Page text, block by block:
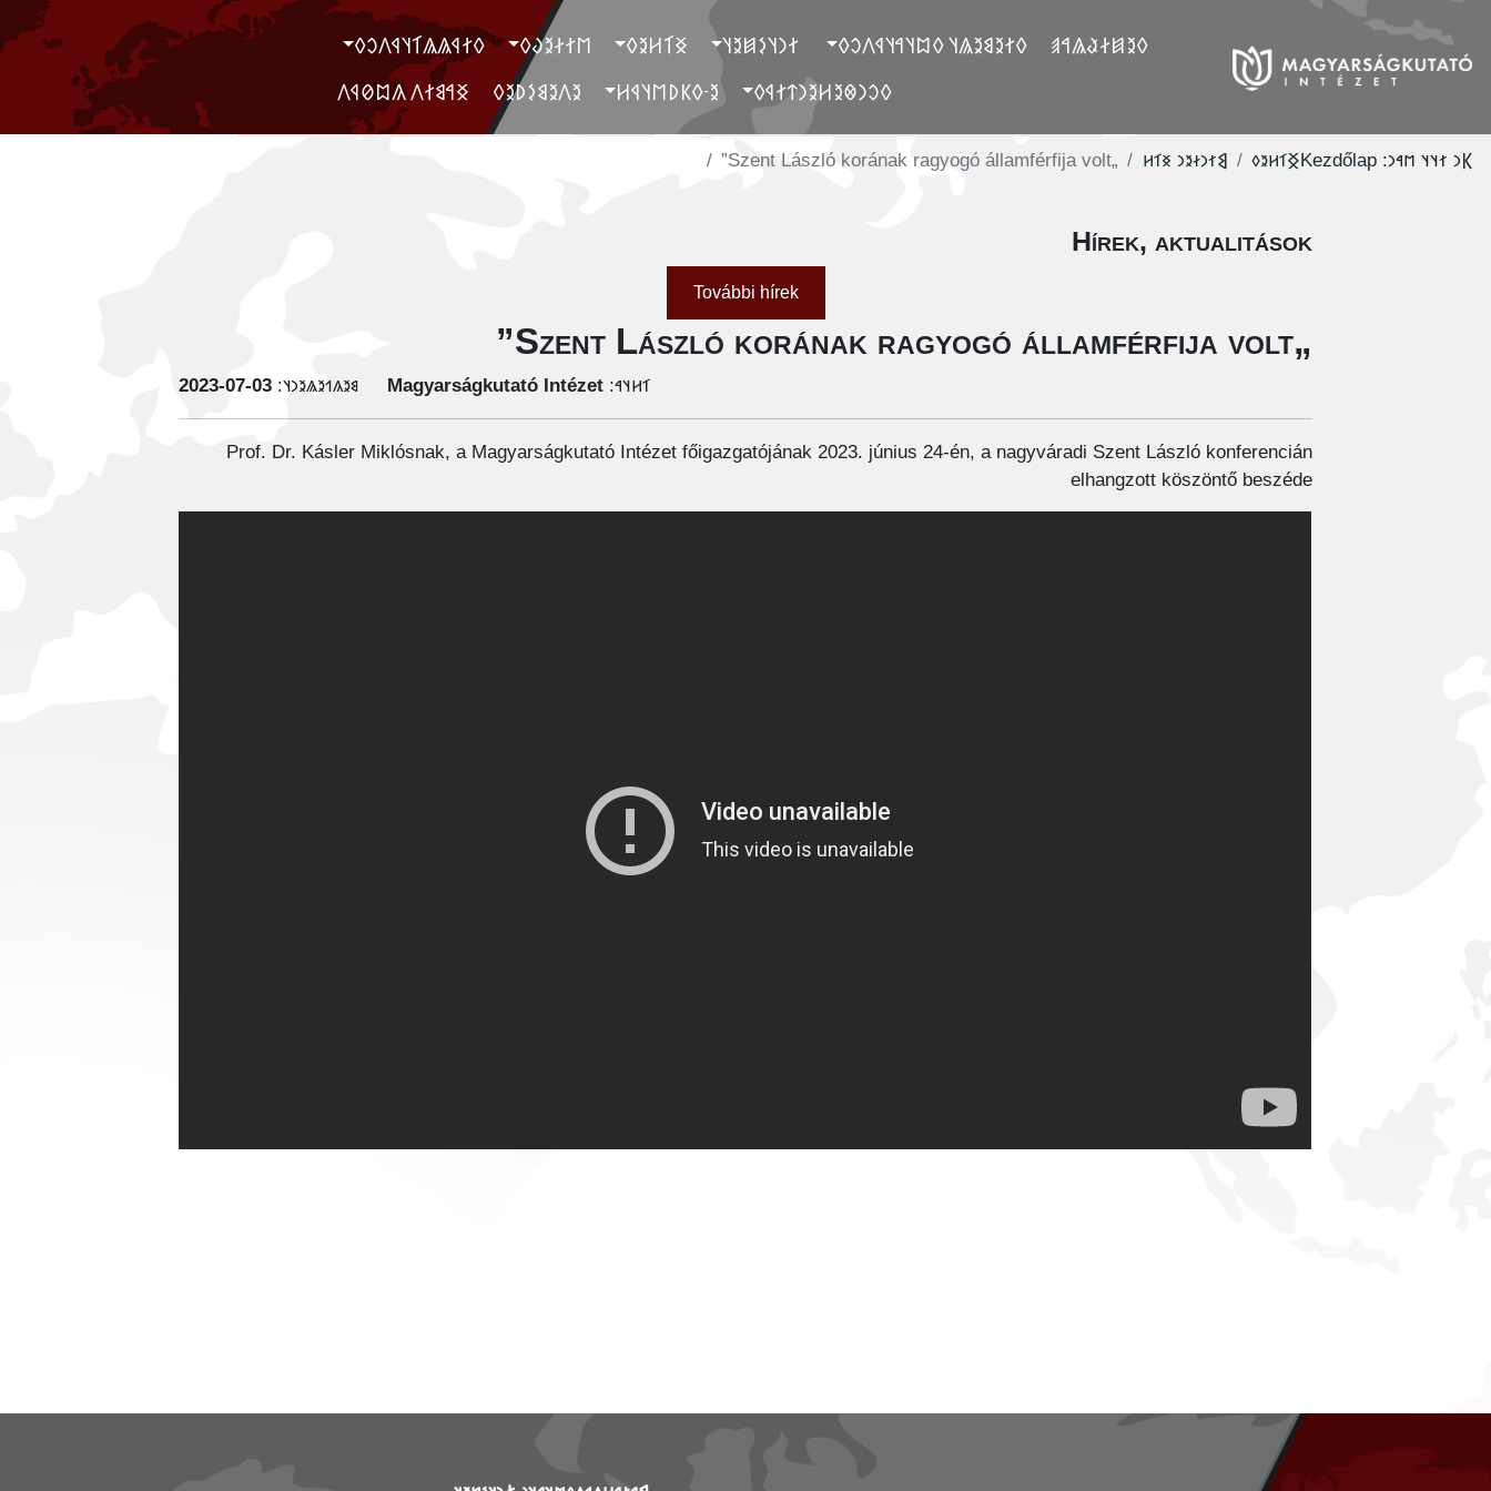
𐲓𐲉𐲯𐲇𐲟𐲖𐲀𐲠
‮ 𐲓𐲐𐲉𐲘𐲉𐲖𐲦 𐲓𐲪𐲦𐲀𐲦𐲁𐲤𐲛𐲓
‮ 𐲐𐲙𐲦𐲋𐲯𐲉𐲦
‮𐲏𐲑𐲢𐲉𐲓
‮𐲮𐲐𐲇𐲉𐲜𐲓
‮𐲓𐲐𐲁𐲖𐲖𐲑𐲦𐲁𐲤𐲛𐲓
‮𐲓𐲛𐲙𐲌𐲉𐲢𐲉𐲙𐲄𐲐𐲁𐲓
‮𐲉-𐲓𐲞𐲚𐲮𐲦𐲁𐲢
‮𐲉𐲤𐲉𐲘𐲋𐲚𐲉𐲓
‮ ‮𐲏𐲀𐲘𐲐𐲤 𐲍𐲪𐲗𐲁𐲤
𐲞𐳙 𐳐𐳦𐳦 𐳮𐳀𐳙:
Kezdőlap
‮𐲏𐳑𐳢𐳉𐳓
‮𐲘𐳐𐳙𐳇𐳉𐳙 𐳏𐳑𐳢
„Szent László korának ragyogó államférfija volt”
Hírek, aktualitások
További hírek
„Szent László korának ragyogó államférfija volt”
𐳑𐳢𐳦𐳀:
Magyarságkutató Intézet
𐳘𐳉𐳍𐳒𐳉𐳖𐳉𐳙𐳦:
‭2023-07-03
Prof. Dr. Kásler Miklósnak, a Magyarságkutató Intézet főigazgatójának 2023. június 24-én, a nagyváradi Szent László konferencián
elhangzott köszöntő beszéde